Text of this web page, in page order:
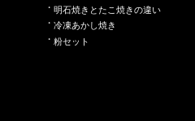
明石焼きとたこ焼きの違い
冷凍あかし焼き
粉セット